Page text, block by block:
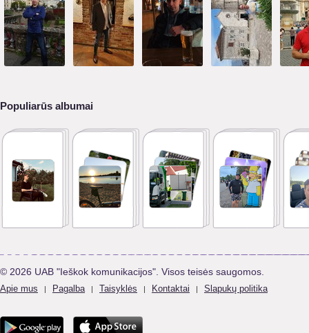
Populiarūs albumai
© 2026 UAB "Ieškok komunikacijos". Visos teisės saugomos.
Apie mus | Pagalba | Taisyklės | Kontaktai | Slapukų politika